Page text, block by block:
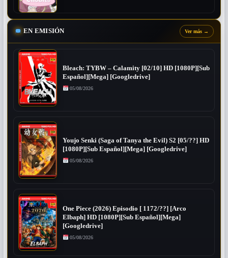
EN EMISIÓN Ver más →
Bleach: TYBW – Calamity [02/10] HD [1080P][Sub
Español][Mega] [Googledrive]
05/08/2026
Youjo Senki (Saga of Tanya the Evil) S2 [05/??] HD
[1080P][Sub Español][Mega] [Googledrive]
05/08/2026
One Piece (2026) Episodio [ 1172/??] [Arco
Elbaph] HD [1080P][Sub Español][Mega]
[Googledrive]
05/08/2026